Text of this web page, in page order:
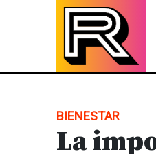
BIENESTAR
La